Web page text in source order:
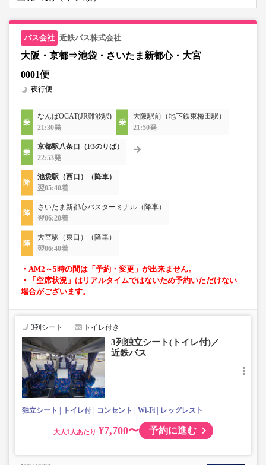
近鉄バス株式会社
大阪・京都⇒池袋・さいたま新都心・大宮
0001便
夜行便
なんばOCAT(JR難波駅)
21:30発
大阪駅前（地下鉄東梅田駅）
21:50発
京都駅八条口（F3のりば）
22:53発
池袋駅（西口）（降車）
翌05:40着
さいたま新都心バスターミナル（降車）
翌06:20着
大宮駅（東口）（降車）
翌06:40着
・AM2～5時の間は「予約・変更」が出来ません。
・「空席状況」はリアルタイムではないため予約いただけない
場合がございます。
3列シート トイレ付き
3列独立シート(トイレ付)／
近鉄バス
独立シート トイレ付 コンセント Wi-Fi レッグレスト
大人 ¥7,700〜 予約に進む